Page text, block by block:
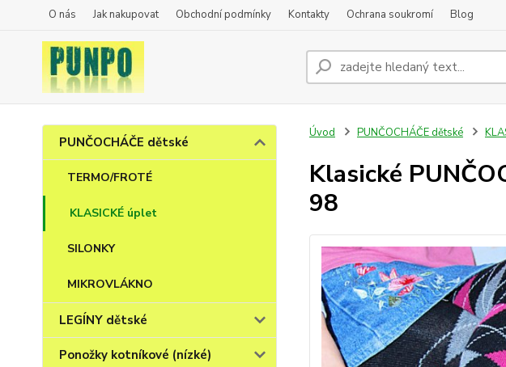
O nás Jak nakupovat Obchodní podmínky Kontakty Ochrana soukromí Blog
PUNČOCHÁČE dětské
TERMO/FROTÉ
KLASICKÉ úplet
SILONKY
MIKROVLÁKNO
LEGÍNY dětské
Ponožky kotníkové (nízké)
Úvod PUNČOCHÁČE dětské
Klasické
98